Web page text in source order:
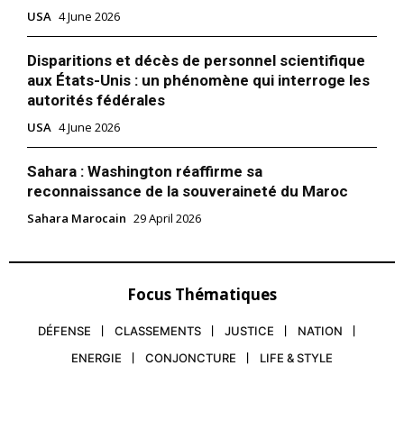
USA 4 June 2026
Disparitions et décès de personnel scientifique
aux États-Unis : un phénomène qui interroge les
autorités fédérales
USA 4 June 2026
Sahara : Washington réaffirme sa
reconnaissance de la souveraineté du Maroc
Sahara Marocain 29 April 2026
Focus Thématiques
DÉFENSE CLASSEMENTS JUSTICE
NATION
ENERGIE
CONJONCTURE LIFE & STYLE